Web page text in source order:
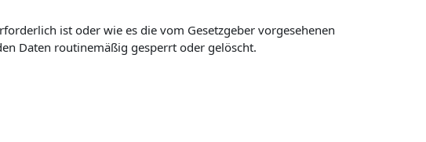
ist oder wie es die vom Gesetzgeber vorgesehenen
Daten routinemäßig gesperrt oder gelöscht.